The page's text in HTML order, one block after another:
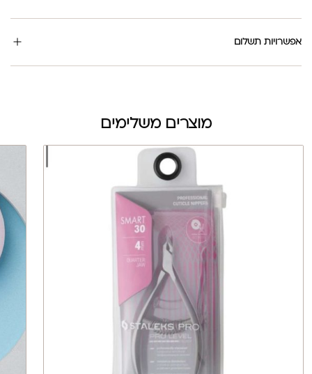
אפשרויות תשלום
מוצרים משלימים